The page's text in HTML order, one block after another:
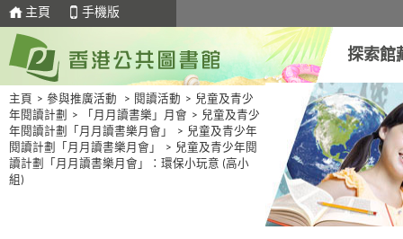
主頁 手機版
探索館
主頁 > 參與推廣活動 > 閱讀活動 > 兒童及青少
年閱讀計劃
> 「月月讀書樂」月會 > 兒童及青少
年閱讀計劃「月月讀書樂月會」
> 兒童及青少年
閱讀計劃「月月讀書樂月會」
> 兒童及青少年閱
讀計劃「月月讀書樂月會」：環保小玩意 (高小
組)